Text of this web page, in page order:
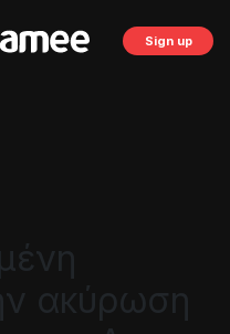
Sign up
ακύρωση